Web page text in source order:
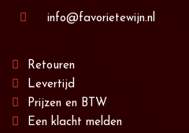
info@favorietewijn.nl
Retouren
Levertijd
Prijzen en BTW
Een klacht melden